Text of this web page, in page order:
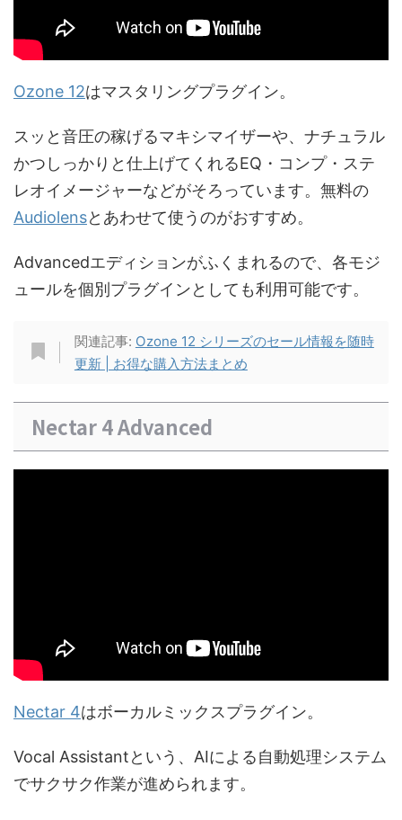
Ozone 12はマスタリングプラグイン。
スッと音圧の稼げるマキシマイザーや、ナチュラル
かつしっかりと仕上げてくれるEQ・コンプ・ステ
レオイメージャーなどがそろっています。無料の
Audiolensとあわせて使うのがおすすめ。
Advancedエディションがふくまれるので、各モジ
ュールを個別プラグインとしても利用可能です。
関連記事: Ozone 12 シリーズのセール情報を随時
更新 | お得な購入方法まとめ
Nectar 4 Advanced
Nectar 4はボーカルミックスプラグイン。
Vocal Assistantという、AIによる自動処理システム
でサクサク作業が進められます。